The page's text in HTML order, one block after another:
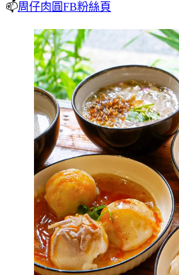
📫周仔肉圓FB粉絲頁